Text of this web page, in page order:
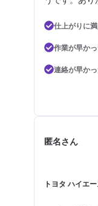
仕上がりに
作業が早か
連絡が早か
匿名さん
トヨタ ハイエ